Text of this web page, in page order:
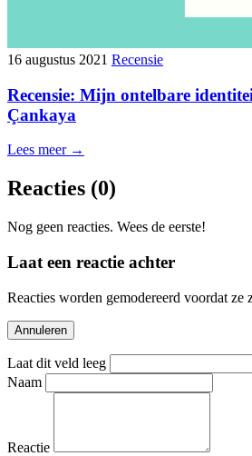
16 augustus 2021 Recensie
Recensie: Mijn ontelbare
Çankaya
Lees meer →
Reacties (0)
Nog geen reacties. Wees de eerste!
Laat een reactie achter
Reacties worden gemodereerd voordat ze
Annuleren
Laat dit veld leeg
Naam
Reactie